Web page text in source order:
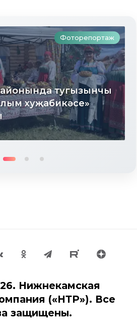
Фоторепортаж
тугызынчы
хуҗабикәсе»
Нижнекамская
(«НТР»). Все
защищены.